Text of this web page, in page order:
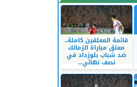
قائمة المعلقين كاملة..
معلق مباراة الزمالك
ضد شباب بلوزداد في
نصف نهائي...